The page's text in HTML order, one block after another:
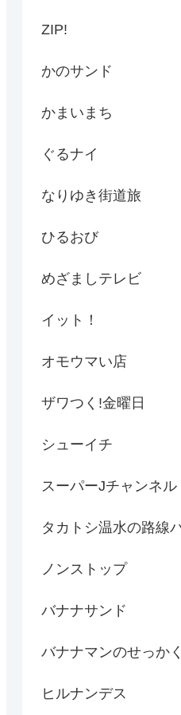
ZIP!
かのサンド
かまいまち
ぐるナイ
なりゆき街道旅
ひるおび
めざましテレビ
イット！
オモウマい店
ザワつく!金曜日
シューイチ
スーパーJチャンネル
タカトシ温水の路線
ノンストップ
バナナサンド
バナナマンのせっか
ヒルナンデス